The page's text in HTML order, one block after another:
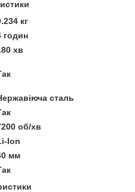
кг
годин
хв
сталь
об/хв
Ion
мм